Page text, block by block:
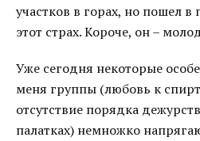
участков в горах, но пошел
этот страх. Короче, он –
Уже сегодня некоторые
меня группы (любовь к
отсутствие порядка
палатках) немножко